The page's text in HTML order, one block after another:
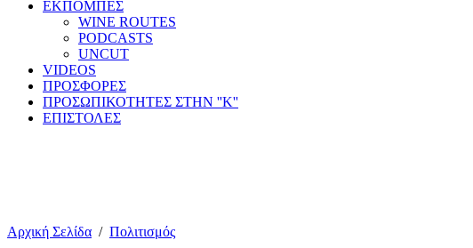
ΕΚΠΟΜΠΕΣ
WINE ROUTES
PODCASTS
UNCUT
VIDEOS
ΠΡΟΣΦΟΡΕΣ
ΠΡΟΣΩΠΙΚΟΤΗΤΕΣ ΣΤΗΝ ''Κ''
ΕΠΙΣΤΟΛΕΣ
Αρχική Σελίδα / Πολιτισμός